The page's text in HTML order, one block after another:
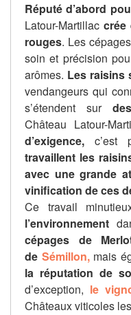
Réputé d’abord
Latour-Martillac crée
rouges. Les
soin et précision
arômes. Les raisins
vendangeurs qui
s’étendent surdes
Château Latour-
d’exigence, c’est
travaillent les
avec une grande
vinification de ces
Ce travail
l’environnement
cépages de
de Sémillon,mais
la réputation de
d’exception, le
Châteaux viticoles